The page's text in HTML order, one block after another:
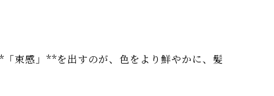
束感」**を出すのが、色をより鮮やかに、髪